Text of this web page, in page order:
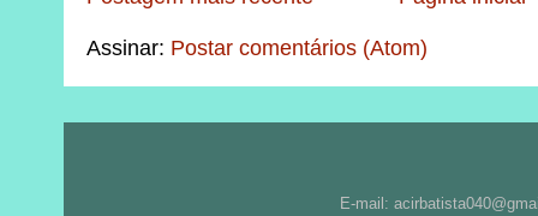
Assinar: Postar comentários (Atom)
E-mail: